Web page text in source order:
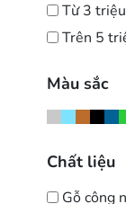
Từ 3
Trên 5
Màu sắc
Chất liệu
Gỗ công